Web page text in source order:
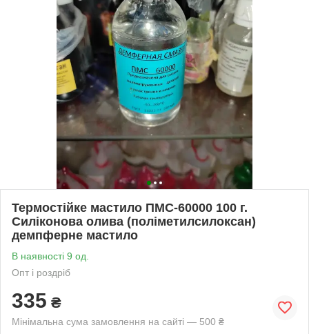
Термостійке мастило ПМС-60000 100 г.
Силіконова олива (поліметилсилоксан)
демпферне мастило
В наявності 9 од.
Опт і роздріб
335 ₴
Мінімальна сума замовлення на сайті — 500 ₴